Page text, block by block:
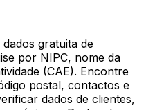
gratuita de
por NIPC, nome da
(CAE). Encontre
postal, contactos e
dados de clientes,